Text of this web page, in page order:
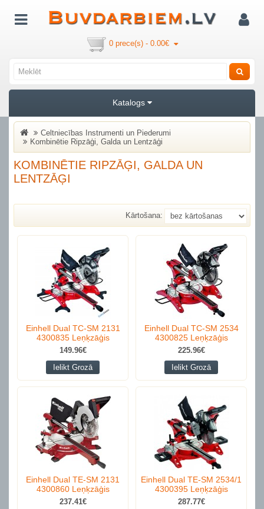
0 prece(s) - 0.00€
Katalogs
Celtniecības Instrumenti un Piederumi
Kombinētie Ripzāģi, Galda un Lentzāģi
KOMBINĒTIE RIPZĀĢI, GALDA UN
LENTZĀĢI
Kārtošana:
Einhell Dual TC-SM 2131
4300835 Leņķzāģis
149.96€
Ielikt Grozā
Einhell Dual TC-SM 2534
4300825 Leņķzāģis
225.96€
Ielikt Grozā
Einhell Dual TE-SM 2131
4300860 Leņķzāģis
237.41€
Einhell Dual TE-SM 2534/1
4300395 Leņķzāģis
287.77€